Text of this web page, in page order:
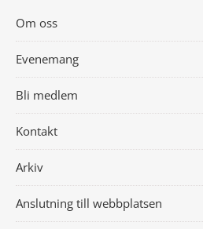
Om oss
Evenemang
Bli medlem
Kontakt
Arkiv
Anslutning till webbplatsen